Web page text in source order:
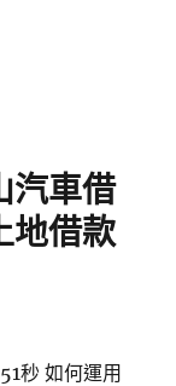
汽車借
地借款
秒 如何運用